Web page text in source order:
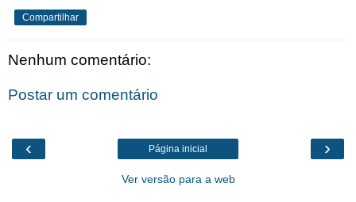
Compartilhar
Nenhum comentário:
Postar um comentário
‹ ›
Página inicial
Ver versão para a web